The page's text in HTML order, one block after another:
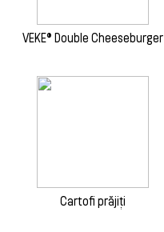
VEKE® Double Cheeseburger
Cartofi prăjiți